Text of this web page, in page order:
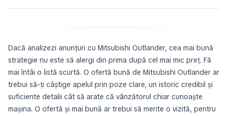
Dacă analizezi anunțuri cu Mitsubishi Outlander, cea mai bună
strategie nu este să alergi din prima după cel mai mic preț. Fă
mai întâi o listă scurtă. O ofertă bună de Mitsubishi Outlander ar
trebui să-ți câștige apelul prin poze clare, un istoric credibil și
suficiente detalii cât să arate că vânzătorul chiar cunoaște
mașina. O ofertă și mai bună ar trebui să merite o vizită, pentru